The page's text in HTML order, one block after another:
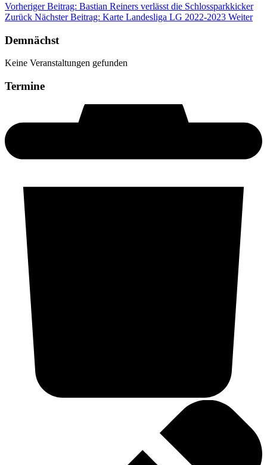
Vorheriger Beitrag: Bastian Reiners verlässt die Schlossparkkicker
Zurück Nächster Beitrag: Karte Landesliga LG 2022-2023 Weiter
Demnächst
Keine Veranstaltungen gefunden
Termine